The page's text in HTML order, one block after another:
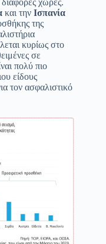
και την Ισπανία
της
κυρίως στο
σε
πολύ πιο
είδους
τον ασφαλιστικό